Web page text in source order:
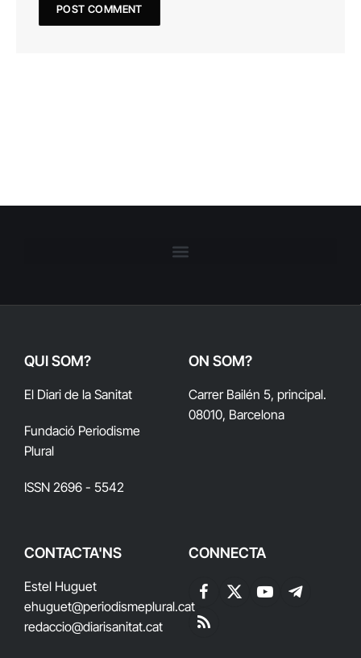
QUI SOM?
El Diari de la Sanitat
Fundació Periodisme
Plural
ISSN 2696 - 5542
ON SOM?
Carrer Bailén 5, principal.
08010, Barcelona
CONTACTA'NS
Estel Huguet
ehuguet@periodismeplural.cat
redaccio@diarisanitat.cat
CONNECTA
Facebook
X
YouTubeTelegram
RSS